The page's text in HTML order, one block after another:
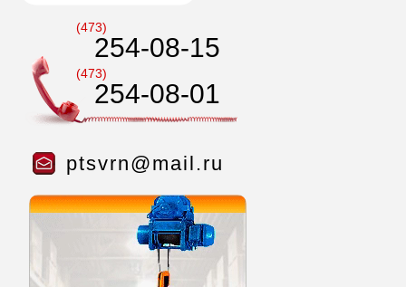
(473)
254-08-15
(473)
254-08-01
ptsvrn@mail.ru